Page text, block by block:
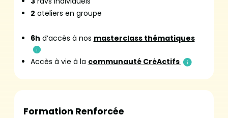
2 ateliers en groupe
6h d’accès à nos masterclass thématiques
Accès à vie à la communauté CréActifs
Formation Renforcée